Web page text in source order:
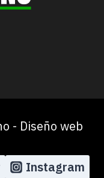
- Diseño web
Instagram